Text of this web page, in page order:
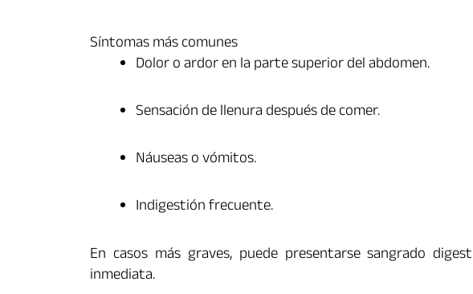
Síntomas más comunes
Dolor o ardor en la parte superior del abdomen.
Sensación de llenura después de comer.
Náuseas o vómitos.
Indigestión frecuente.
En casos más graves, puede presentarse sangrado
inmediata.